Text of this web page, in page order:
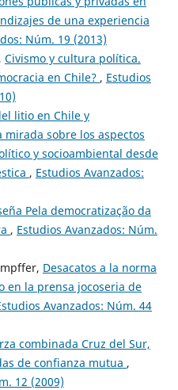
de una experiencia
Núm. 19 (2013)
Civismo y cultura política.
en Chile? , Estudios
litio en Chile y
sobre los aspectos
y socioambiental desde
, Estudios Avanzados:
Pela democratização da
, Estudios Avanzados: Núm.
Desacatos a la norma
en la prensa jocoseria de
Avanzados: Núm. 44
combinada Cruz del Sur,
de confianza mutua ,
12 (2009)